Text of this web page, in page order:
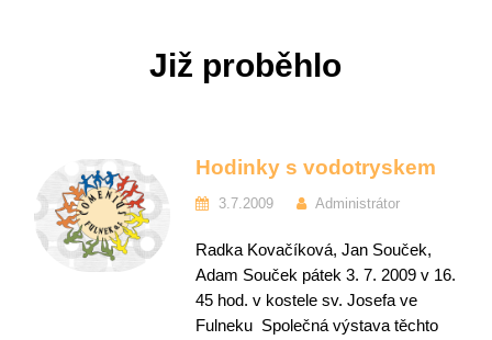
Již proběhlo
Hodinky s vodotryskem
3.7.2009 Administrátor
Radka Kovačíková, Jan Souček,
Adam Souček pátek 3. 7. 2009 v 16.
45 hod. v kostele sv. Josefa ve
Fulneku Společná výstava těchto